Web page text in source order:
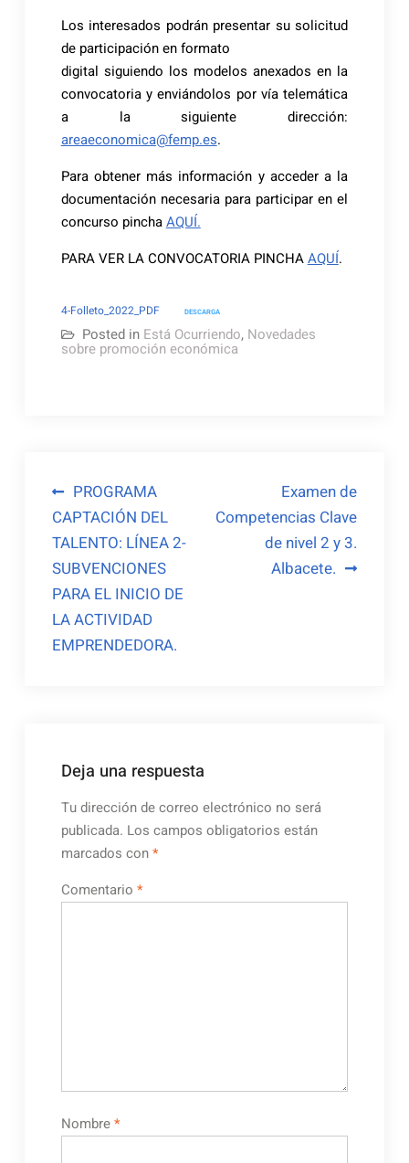
Los interesados podrán presentar su solicitud
de participación en formato
digital siguiendo los modelos anexados en la
convocatoria y enviándolos por vía telemática
a la siguiente dirección:
areaeconomica@femp.es.
Para obtener más información y acceder a la
documentación necesaria para participar en el
concurso pinchaAQUÍ.
PARA VER LA CONVOCATORIA PINCHAAQUÍ.
4-Folleto_2022_PDF DESCARGA
Posted in Está Ocurriendo, Novedades
sobre promoción económica
Navegación
de
entradas
PROGRAMA
CAPTACIÓN DEL
TALENTO: LÍNEA 2-
SUBVENCIONES
PARA EL INICIO DE
LA ACTIVIDAD
EMPRENDEDORA.
Examen de
Competencias Clave
de nivel 2 y 3.
Albacete.
Deja una respuesta
Tu dirección de correo electrónico no será
publicada. Los campos obligatorios están
marcados con*
Comentario *
Nombre*